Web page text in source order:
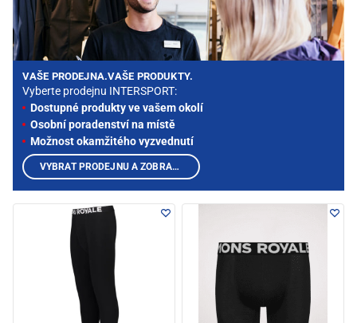
VAŠE PRODEJNA.VAŠE PRODUKTY.
Vyberte prodejnu INTERSPORT:
Dostupné produkty ve vašem okolí
Osobní poradenství na místě
Možnost okamžitého vyzvednutí
VYBRAT PRODEJNU A ZOBRAZIT PRODUKTY